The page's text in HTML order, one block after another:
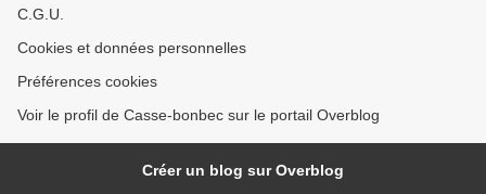
C.G.U.
Cookies et données personnelles
Préférences cookies
Voir le profil de Casse-bonbec sur le portail Overblog
Créer un blog sur Overblog